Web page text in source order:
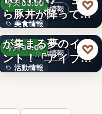
美食情報
今天 03:00
美食情報
文字
ら豚丼が降ってき
た」が現実に…
♡
活動情報
今天 03:00
活動情報
アイプリのみんな
が集まる夢のイベ
ント！「アイプリ
ワールド…
♡